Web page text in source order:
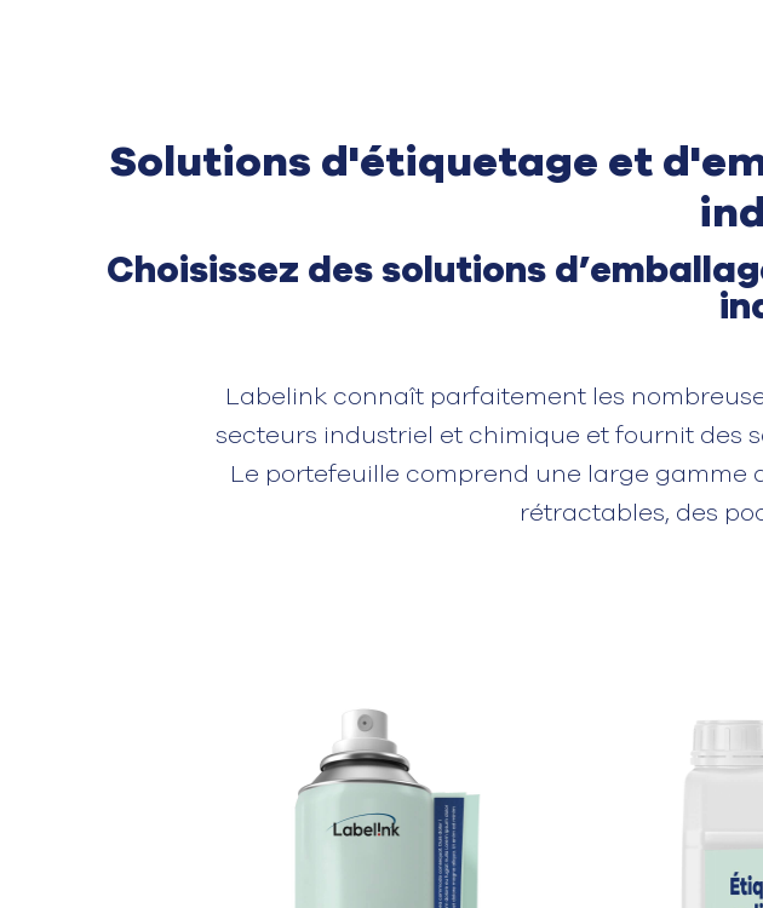
Solutions d'étiquetage et
Choisissez des solutions
Labelink connaît parfaitement les
secteurs industriel et chimique et fournit des
Le portefeuille comprend une large gamme
rétractables, des